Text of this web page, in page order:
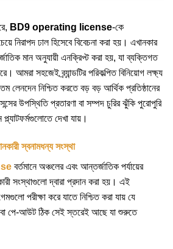
BD9 operating license-কে
নিরাপদ ঢাল হিসেবে বিবেচনা করা হয়। এখানকার
মান অনুযায়ী এনক্রিপ্ট করা হয়, যা ব্যক্তিগত
আমরা সহজেই ব্র্যান্ডটির পরিকল্পিত বিনিয়োগ লক্ষ্য
লেনদেন নিশ্চিত করতে বড় বড় আর্থিক প্রতিষ্ঠানের
উপস্থিতি প্রতারণা বা সম্পদ চুরির ঝুঁকি পুরোপুরি
প্ল্যাটফর্মগুলোতে দেখা যায়।
স্বনামধন্য সংস্থা
বর্তমানে অঞ্চলের এবং আন্তর্জাতিক পর্যায়ের
সংস্থাগুলো দ্বারা প্রদান করা হয়। এই
পরীক্ষা করে যাতে নিশ্চিত করা যায় যে
পে-আউট ঠিক সেই স্তরেই আছে যা শুরুতে